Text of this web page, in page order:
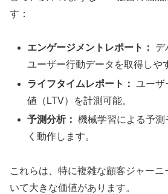
す：
エンゲージメントレポート：
デ
ユーザー行動データを取得しや
ライフタイムレポート： ユーザ
値（LTV）を計測可能。
予測分析： 機械学習による予
く動作します。
これらは、特に複雑な顧客ジャー
いて大きな価値があります。